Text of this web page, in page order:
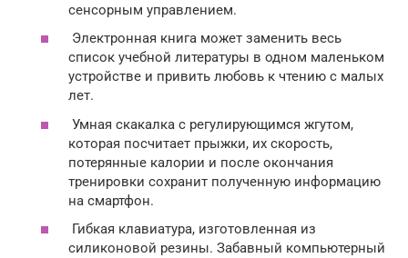
сенсорным управлением.
Электронная книга может заменить весь
список учебной литературы в одном маленьком
устройстве и привить любовь к чтению с малых
лет.
Умная скакалка с регулирующимся жгутом,
которая посчитает прыжки, их скорость,
потерянные калории и после окончания
тренировки сохранит полученную информацию
на смартфон.
Гибкая клавиатура, изготовленная из
силиконовой резины. Забавный компьютерный